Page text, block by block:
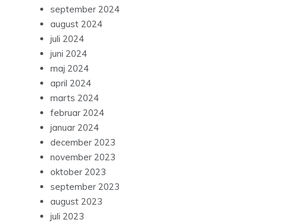
september 2024
august 2024
juli 2024
juni 2024
maj 2024
april 2024
marts 2024
februar 2024
januar 2024
december 2023
november 2023
oktober 2023
september 2023
august 2023
juli 2023